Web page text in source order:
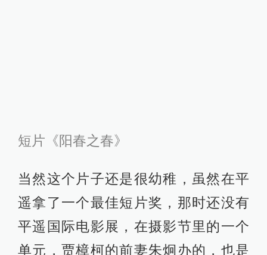
希望应该是老头的，他们所经历的时
一个简单的呈现，没有展现出一个很
具体的时代背景，无法像一个史诗片
一样展现每一个时间点的事情。